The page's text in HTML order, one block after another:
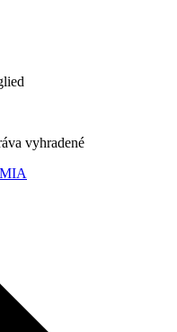
vyhradené